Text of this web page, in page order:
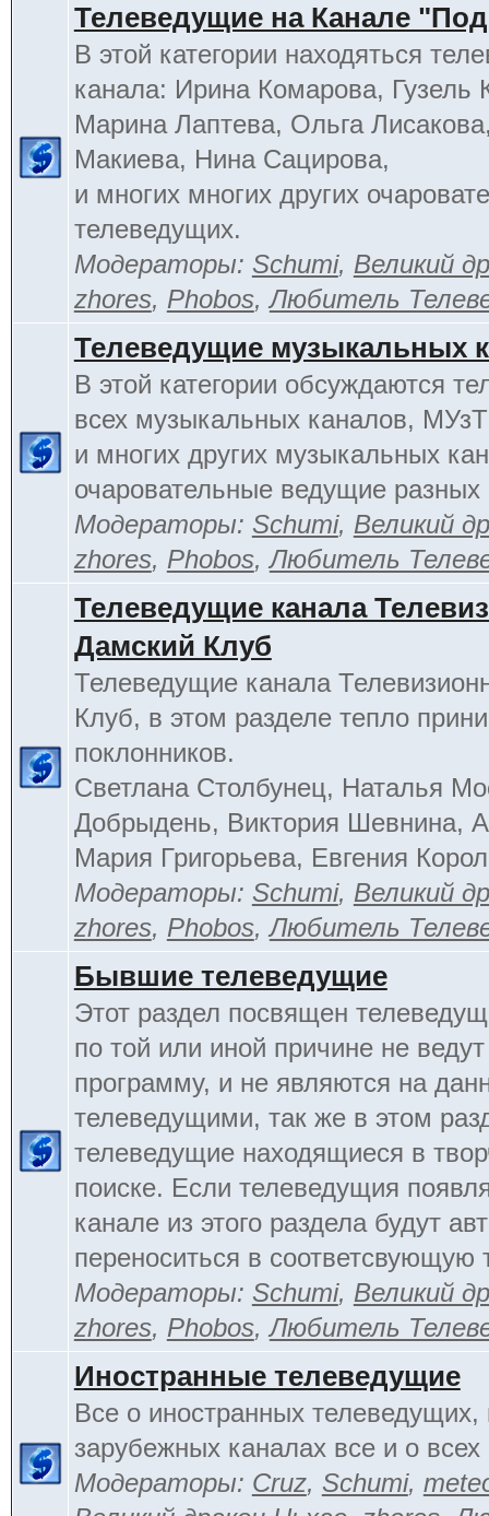
Телеведущие на Канале
В этой категории находяться
канала: Ирина Комарова, Гузель
Марина Лаптева, Ольга
Макиева, Нина Сацирова,
и многих многих других
телеведущих.
Модераторы: Schumi, Великий
zhores, Phobos,Любитель
Телеведущие музыкальных
В этой категории обсуждаются
всех музыкальных каналов,
и многих других музыкальных
очаровательные ведущие разных
Модераторы: Schumi, Великий
zhores, Phobos,Любитель
Телеведущие канала
Дамский Клуб
Телеведущие канала
Клуб, в этом разделе тепло
поклонников.
Светлана Столбунец, Наталья
Добрыдень, Виктория Шевнина,
Мария Григорьева, Евгения
Модераторы: Schumi, Великий
zhores, Phobos,Любитель
Бывшие телеведущие
Этот раздел посвящен
по той или иной причине не
программу, и не являются на
телеведущими, так же в этом
телеведущие находящиеся в
поиске. Если телеведущия
канале из этого раздела будут
переноситься в соответсвующую
Модераторы: Schumi, Великий
zhores, Phobos,Любитель
Иностранные телеведущие
Все о иностранных телеведущих,
зарубежных каналах все и о всех
Модераторы: Cruz, Schumi,